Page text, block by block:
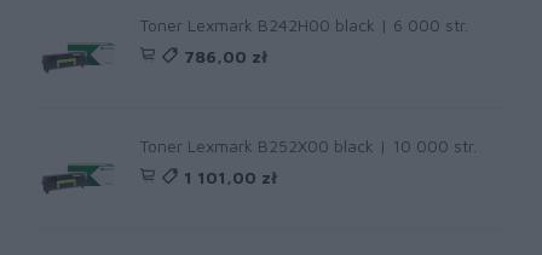
Toner Lexmark B242H00 black | 6 000 str.
786,00 zł
Toner Lexmark B252X00 black | 10 000 str.
1 101,00 zł